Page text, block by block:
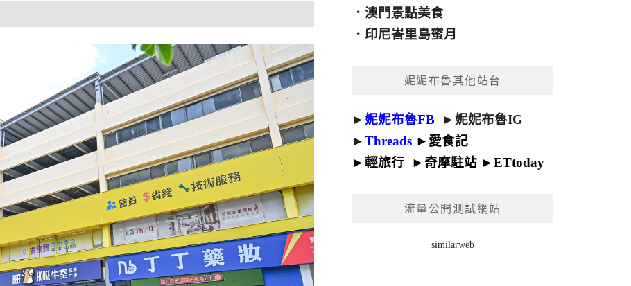
．澳門景點美食
． 印尼峇里島蜜月
妮妮布魯其他站台
►妮妮布魯FB ►妮妮布魯IG
►Threads ► 愛食記
►輕旅行 ► 奇摩駐站 ►ETtoday
流量公開測試網站
similarweb